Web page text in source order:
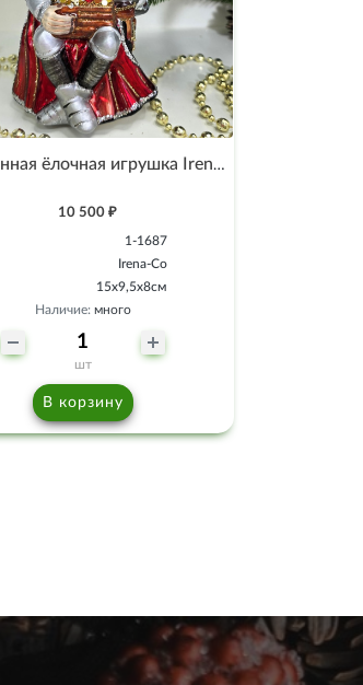
Стеклянная ёлочная игрушка Irena-Co Кощей (15х9,5х8см)
10 500 ₽
1-1687
Irena-Co
15х9,5х8см
Наличие: много
шт
В корзину